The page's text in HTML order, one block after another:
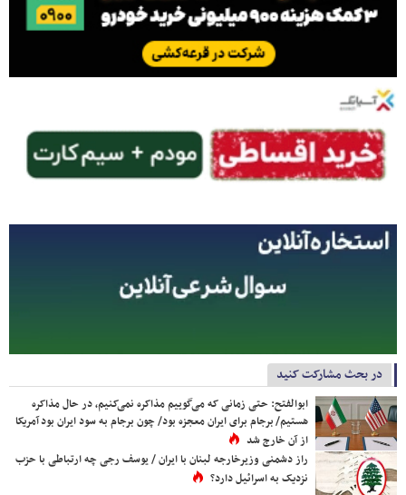
در بحث مشارکت کنید
ابوالفتح: حتی زمانی که می‌گوییم مذاکره نمی‌کنیم، در حال مذاکره
هستیم/ برجام برای ایران معجزه بود/ چون برجام به سود ایران بود آمریکا
از آن خارج شد
راز دشمنی وزیرخارجه لبنان با ایران / یوسف رجی چه ارتباطی با حزب
نزدیک به اسرائیل دارد؟